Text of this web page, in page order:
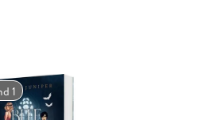
Cupcakes und lebhaften
beiden sich näher, als ihnen
Menschen und Werwölfen
Rudel ist jedes Mittel
1